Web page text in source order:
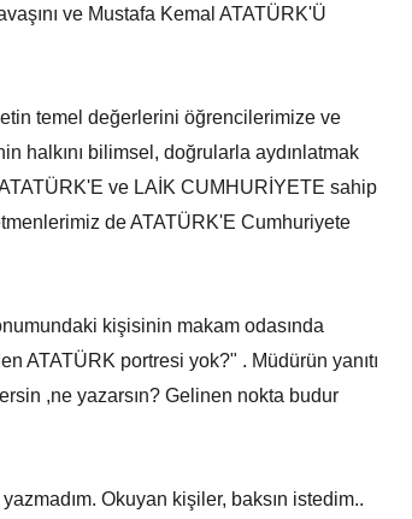
ve Mustafa Kemal ATATÜRK'Ü
temel değerlerini öğrencilerimize ve
halkını bilimsel, doğrularla aydınlatmak
ve LAİK CUMHURİYETE sahip
de ATATÜRK'E Cumhuriyete
kişisinin makam odasında
ATATÜRK portresi yok?" . Müdürün yanıtı
,ne yazarsın? Gelinen nokta budur
Okuyan kişiler, baksın istedim..